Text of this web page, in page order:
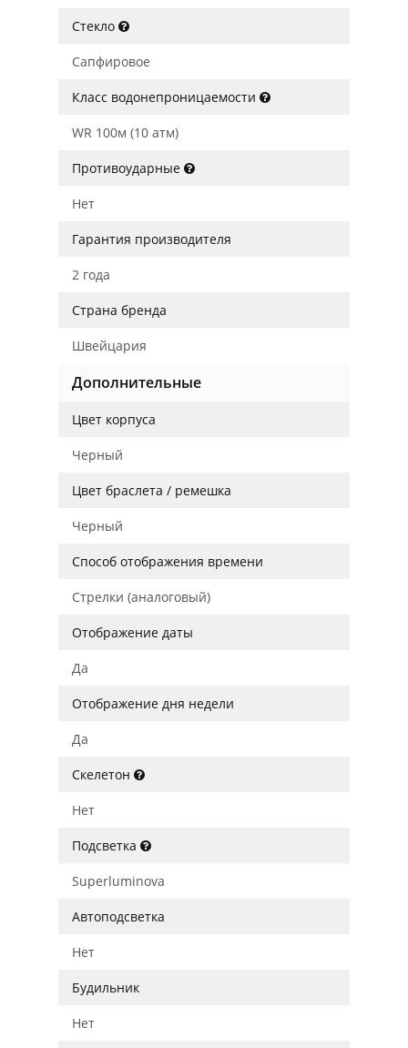
Стекло
Сапфировое
Класс водонепроницаемости
WR 100м (10 атм)
Противоударные
Нет
Гарантия производителя
2 года
Страна бренда
Швейцария
Дополнительные
Цвет корпуса
Черный
Цвет браслета / ремешка
Черный
Способ отображения времени
Стрелки (аналоговый)
Отображение даты
Да
Отображение дня недели
Да
Скелетон
Нет
Подсветка
Superluminova
Автоподсветка
Нет
Будильник
Нет